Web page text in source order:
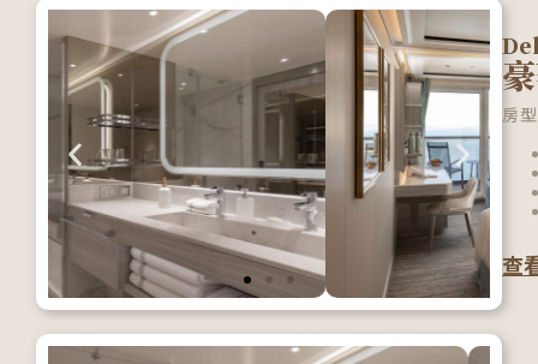
房
查